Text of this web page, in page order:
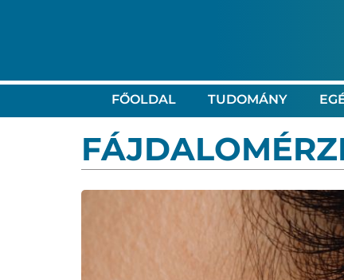
FŐOLDAL TUDOMÁNY